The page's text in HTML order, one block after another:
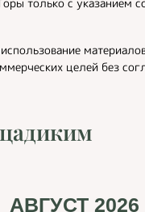
целей без
АВГУСТ 2026